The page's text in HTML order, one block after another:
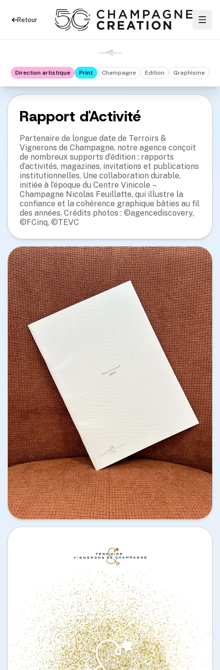
Retour
Direction artistique Print Champagne Edition Graphisme
Rapport d'Activité
Partenaire de longue date de Terroirs &
Vignerons de Champagne, notre agence conçoit
de nombreux supports d’édition : rapports
d’activités, magazines, invitations et publications
institutionnelles. Une collaboration durable,
initiée à l’époque du Centre Vinicole –
Champagne Nicolas Feuillatte, qui illustre la
confiance et la cohérence graphique bâties au fil
des années. Crédits photos : ©agencediscovery,
©FCinq, ©TEVC